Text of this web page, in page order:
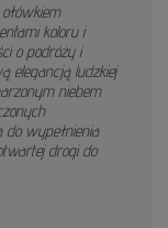
koloru i
o podróży i
elegancją ludzkiej
niebem
do wypełnienia
drogi do